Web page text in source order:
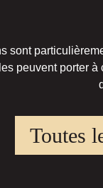
sont
peuvent porter
Toutes